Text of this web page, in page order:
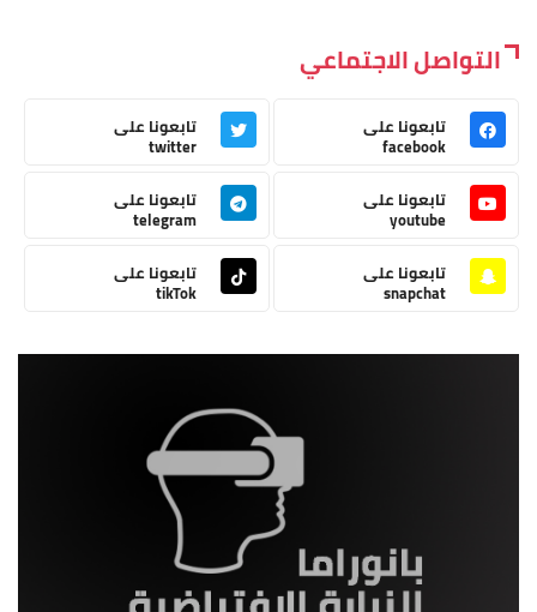
التواصل الاجتماعي
تابعونا على
facebook
تابعونا على
twitter
تابعونا على
youtube
تابعونا على
telegram
تابعونا على
snapchat
تابعونا على
tikTok